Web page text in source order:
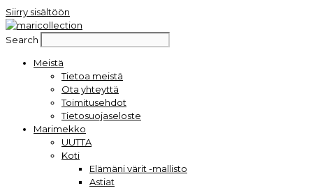
Siirry sisältöön
Search
Meistä
Tietoa meistä
Ota yhteyttä
Toimitusehdot
Tietosuojaseloste
Marimekko
UUTTA
Koti
Elämäni värit -mallisto
Astiat